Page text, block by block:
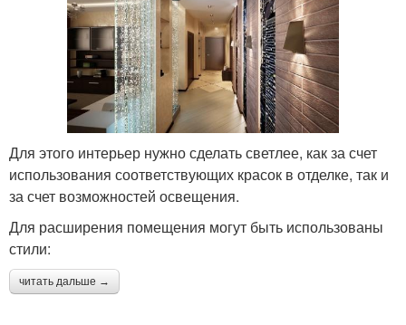
Для этого интерьер нужно сделать светлее, как за счет
использования соответствующих красок в отделке, так и
за счет возможностей освещения.
Для расширения помещения могут быть использованы
стили:
читать дальше →